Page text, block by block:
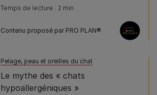
Temps de lecture : 2 min
Contenu proposé par PRO PLAN®
Pelage, peau et oreilles du chat
Le mythe des « chats
hypoallergéniques »